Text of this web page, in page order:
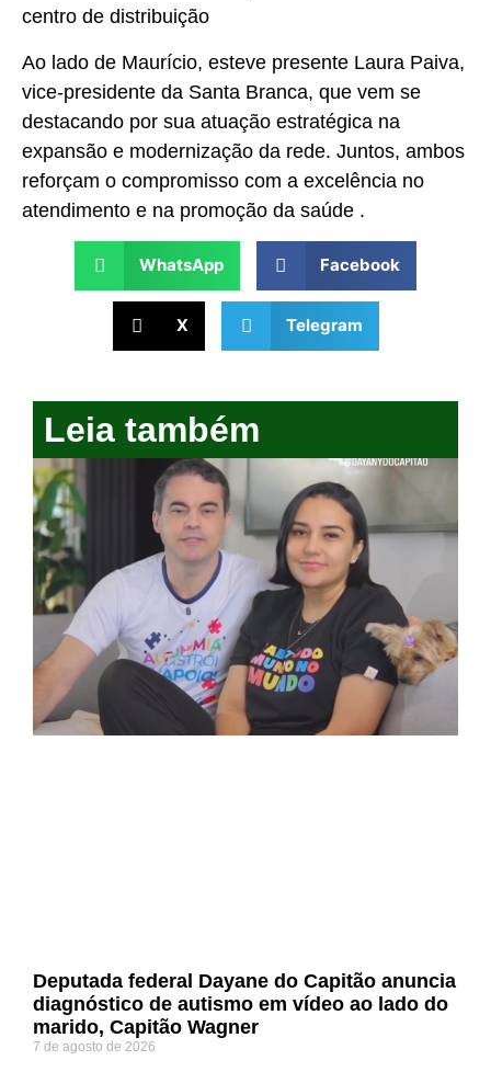
centro de distribuição
Ao lado de Maurício, esteve presente Laura Paiva,
vice-presidente da Santa Branca, que vem se
destacando por sua atuação estratégica na
expansão e modernização da rede. Juntos, ambos
reforçam o compromisso com a excelência no
atendimento e na promoção da saúde .
WhatsApp Facebook
X Telegram
Leia também
Deputada federal Dayane do Capitão anuncia
diagnóstico de autismo em vídeo ao lado do
marido, Capitão Wagner
7 de agosto de 2026